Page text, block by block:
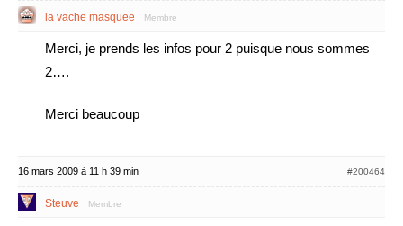
la vache masquee Membre
Merci, je prends les infos pour 2 puisque nous sommes
2….
Merci beaucoup
16 mars 2009 à 11 h 39 min #200464
Steuve Membre